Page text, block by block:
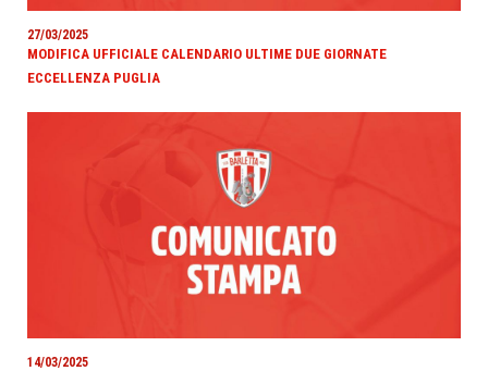
27/03/2025
MODIFICA UFFICIALE CALENDARIO ULTIME DUE GIORNATE
ECCELLENZA PUGLIA
14/03/2025